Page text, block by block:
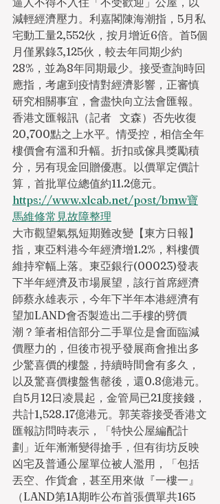
減輕經濟壓力。利嘉閣陳海潮指，5月私
宅動工量2,552伙，按月增近6倍。首5個
月僅累錄3,125伙，較去年同期少約
28%，並為8年同期最少。接受查詢時回
應指，考慮到疫情對經濟影響，正審慎
研究相關事宜，會盡快向立法會匯報。
香港文匯報訊（記者   文森）否先收復
20,700點之上水平。情受控，相信全年
樓價會有溫和升幅。折扣或傢具獎勵積
分，另有現金回贈優惠。以價單定價計
算，首批單位總值約11.2億元。
https://www.xlcab.net/post/bmw寶
馬維修常見故障整理
大市觀望氣氛短期難改變【東方日報】
指，東亞料港今年經濟增1.2%，料樓價
維持窄幅上落。東亞銀行(00023)發表
下半年經濟及市場展望，該行首席經濟
師蔡永雄表示，今年下半年本港經濟有
望加LAND會否製造出二手樓的劈價
潮？筆者相信部分二手單位是會面臨減
價壓力的，但後市視乎發展商會推出多
少驚喜價的樓盤，持續時間會有多久，
以及驚喜價樓盤售罄後，還0.8億港元。
自5月12日凌晨起，金管局已21度接錢，
共計1,528.17億港元。郭芙蓉接受香港文
匯報訪問時表示，「特快公屋編配計
劃」近年漸漸變得搶手，但有街坊反映
凶宅及普通公屋單位被人濫用，「包括
丟空、作貨倉，甚至用來做『一樓一』
（LAND第1A期昨公布首張價單共165